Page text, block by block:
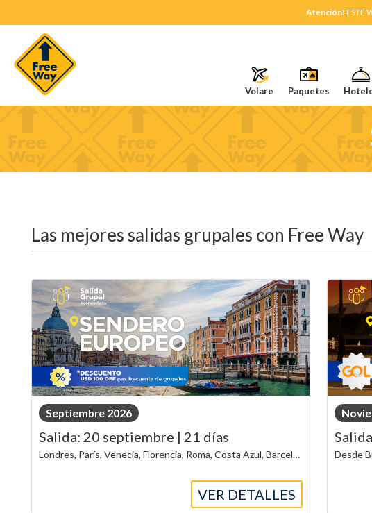
Atención! ESTE
Volare Paquetes
Las mejores salidas grupales con Free Way
Septiembre 2026
Salida: 20 septiembre | 21 días
Londres, París, Venecia, Florencia, Roma, Costa Azul, Barcelona y Madrid
VER DETALLES
Desde